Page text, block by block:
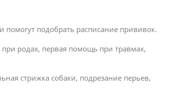
подобрать расписание прививок.
родах, первая помощь при травмах,
стрижка собаки, подрезание перьев,